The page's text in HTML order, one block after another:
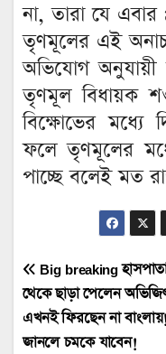
না, তারা যে এবার
তৃণমূলের এই
অভিযোগ অনুযায়ী
তৃণমূল বিধায়ক
বিক্ষোভের মধ্যে
ফলে তৃণমূলের
পাচ্ছে বলেই মত
Post
navigation
Big breaking
থেকে ছাড়া পেলেন
এখনই ফিরছেন না
জানলে চমকে যাবেন!